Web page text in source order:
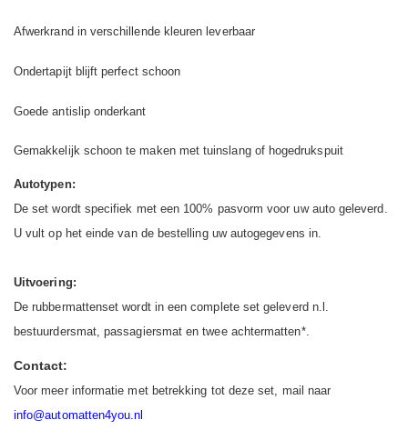
Afwerkrand in verschillende kleuren leverbaar
Ondertapijt blijft perfect schoon
Goede antislip onderkant
Gemakkelijk schoon te maken met tuinslang of hogedrukspuit
Autotypen:
De set wordt specifiek met een 100% pasvorm voor uw auto geleverd.
U vult op het einde van de bestelling uw autogegevens in.
Uitvoering:
De rubbermattenset wordt in een complete set geleverd n.l.
bestuurdersmat, passagiersmat en twee achtermatten*.
Contact:
Voor meer informatie met betrekking tot deze set, mail naar
info@automatten4you.nl